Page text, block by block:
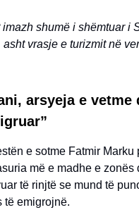
imazh shumë i shëmtuar i
asht vrasje e turizmit në
arsyeja e vetme
e sotme Fatmir Marku
më e madhe e zonës
të rinjtë se mund të
të emigrojnë.